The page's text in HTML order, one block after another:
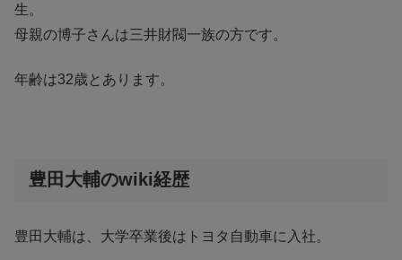
生。
母親の博子さんは三井財閥一族の方です。
年齢は32歳とあります。
豊田大輔のwiki経歴
豊田大輔は、大学卒業後はトヨタ自動車に入社。